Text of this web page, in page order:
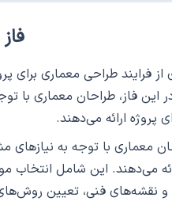
فاز ۲ معماری
این فاز، طراحان معماری با
ارائه می‌دهند.
طراحان معماری با توجه به
می‌دهند. این شامل
نقشه‌های فنی، تعیین روش‌های